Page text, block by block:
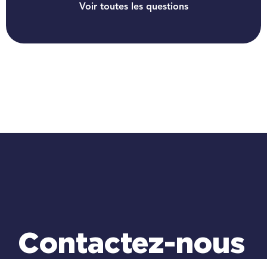
Voir toutes les questions
Contactez-nous